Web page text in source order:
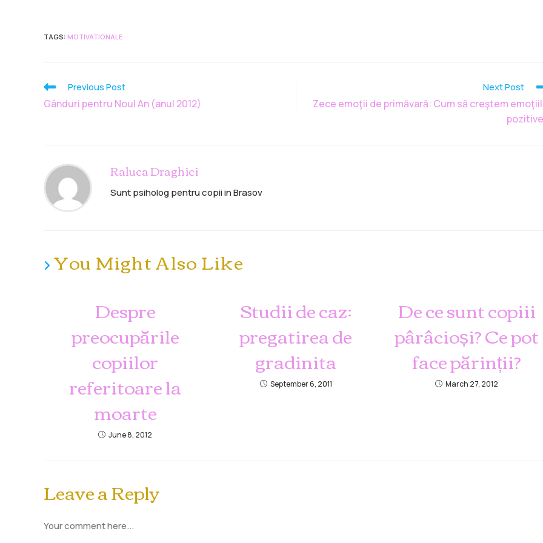
TAGS: MOTIVATIONALE
Previous Post
Gânduri pentru Noul An (anul 2012)
Next Post
Zece emoţii de primăvară: Cum să creştem
Raluca Draghici
Sunt psiholog pentru copii in Brasov
You Might Also Like
Despre
preocupările
copiilor
referitoare la
moarte
June 8, 2012
Studii de caz:
pregatirea de
gradinita
September 6, 2011
De ce sunt copiii
pârâcioși? Ce pot
face părinții?
March 27, 2012
Leave a Reply